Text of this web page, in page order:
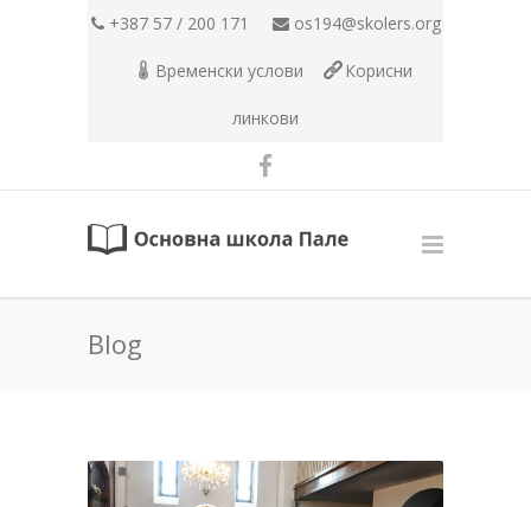
+387 57 / 200 171 os194@skolers.org
Временски услови Корисни
линкови
Blog